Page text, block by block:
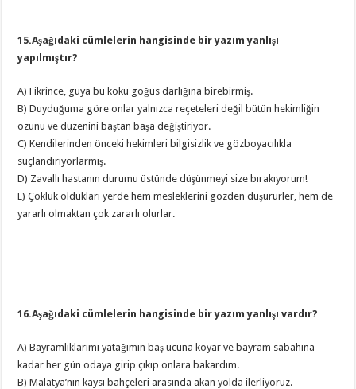
15.Aşağıdaki cümlelerin hangisinde bir yazım yanlışı
yapılmıştır?
A) Fikrince, güya bu koku göğüs darlığına birebirmiş.
B) Duyduğuma göre onlar yalnızca reçeteleri değil bütün hekimliğin
özünü ve düzenini baştan başa değiştiriyor.
C) Kendilerinden önceki hekimleri bilgisizlik ve gözboyacılıkla
suçlandırıyorlarmış.
D) Zavallı hastanın durumu üstünde düşünmeyi size bırakıyorum!
E) Çokluk oldukları yerde hem mesleklerini gözden düşürürler, hem de
yararlı olmaktan çok zararlı olurlar.
16.Aşağıdaki cümlelerin hangisinde bir yazım yanlışı vardır?
A) Bayramlıklarımı yatağımın baş ucuna koyar ve bayram sabahına
kadar her gün odaya girip çıkıp onlara bakardım.
B) Malatya’nın kaysı bahçeleri arasında akan yolda ilerliyoruz.